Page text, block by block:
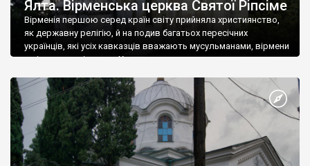
Ялта. Вірменська церква Святої Ріпсіме
Вірменія першою серед країн світу прийняла християнство,
як державну релігію, й на подив багатьох пересічних
українців, які усіх кавказців вважають мусульманами, вірмени
є відданими вірянами Христа